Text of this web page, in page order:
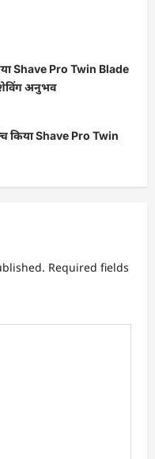
Shave Pro Twin Blade
अनुभव
किया Shave Pro Twin
Required fields